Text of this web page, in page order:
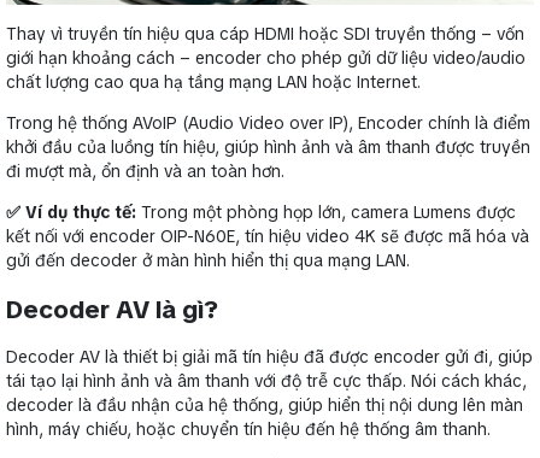
Thay vì truyền tín hiệu qua cáp HDMI hoặc SDI truyền thống – vốn
giới hạn khoảng cách – encoder cho phép gửi dữ liệu video/audio
chất lượng cao qua hạ tầng mạng LAN hoặc Internet.
Trong hệ thống AVoIP (Audio Video over IP), Encoder chính là điểm
khởi đầu của luồng tín hiệu, giúp hình ảnh và âm thanh được truyền
đi mượt mà, ổn định và an toàn hơn.
✅ Ví dụ thực tế: Trong một phòng họp lớn, camera Lumens được
kết nối với encoder OIP-N60E, tín hiệu video 4K sẽ được mã hóa và
gửi đến decoder ở màn hình hiển thị qua mạng LAN.
Decoder AV là gì?
Decoder AV là thiết bị giải mã tín hiệu đã được encoder gửi đi, giúp
tái tạo lại hình ảnh và âm thanh với độ trễ cực thấp. Nói cách khác,
decoder là đầu nhận của hệ thống, giúp hiển thị nội dung lên màn
hình, máy chiếu, hoặc chuyển tín hiệu đến hệ thống âm thanh.